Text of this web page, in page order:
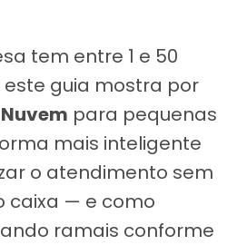
tem entre 1 e 50
guia mostra por
para pequenas
mais inteligente
o atendimento sem
caixa — e como
ramais conforme